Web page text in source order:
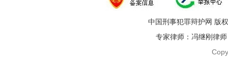
中国刑事犯罪辩护网 版
专家律师：冯继刚律